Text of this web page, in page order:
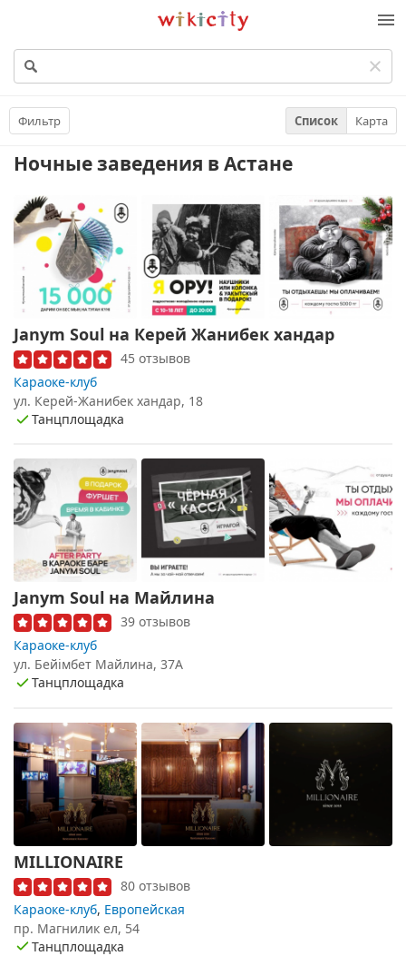
Викисити
Фильтр Список Карта
Ночные заведения в Астане
Janym Soul на Керей Жанибек хандар
45 отзывов
Караоке-клуб
ул. Керей-Жанибек хандар, 18
Танцплощадка
Janym Soul на Майлина
39 отзывов
Караоке-клуб
ул. Бейімбет Майлина, 37А
Танцплощадка
MILLIONAIRE
80 отзывов
Караоке-клуб, Европейская
пр. Магнилик ел, 54
Танцплощадка